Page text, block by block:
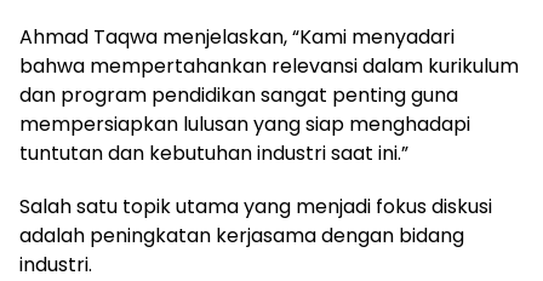
Ahmad Taqwa menjelaskan, “Kami menyadari
bahwa mempertahankan relevansi dalam kurikulum
dan program pendidikan sangat penting guna
mempersiapkan lulusan yang siap menghadapi
tuntutan dan kebutuhan industri saat ini.”
Salah satu topik utama yang menjadi fokus diskusi
adalah peningkatan kerjasama dengan bidang
industri.